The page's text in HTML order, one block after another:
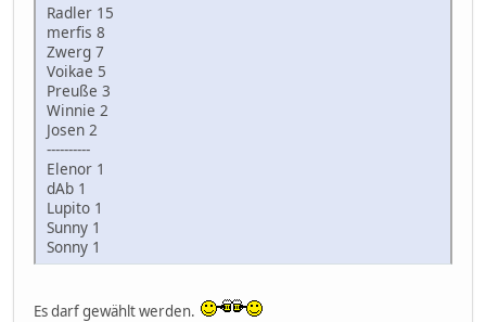
Radler 15
merfis 8
Zwerg 7
Voikae 5
Preuße 3
Winnie 2
Josen 2
----------
Elenor 1
dAb 1
Lupito 1
Sunny 1
Sonny 1
Es darf gewählt werden.